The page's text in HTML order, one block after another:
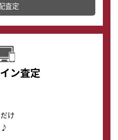
買取に出すことが可能で
査定
ン査定
け
♪